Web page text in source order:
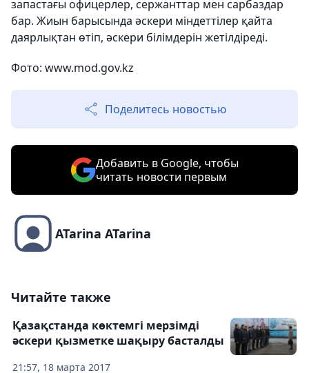
запастағы офицерлер, сержанттар мен сарбаздар
бар. Жиын барысында әскери міндеттілер қайта
даярлықтан өтіп, әскери білімдерін жетілдіреді.
Фото: www.mod.gov.kz
Поделитесь новостью
Добавить в Google, чтобы
читать новости первым
ATarina ATarina
Читайте также
21:57, 18 марта 2017
Қазақстанда көктемгі мерзімді
әскери қызметке шақыру басталды